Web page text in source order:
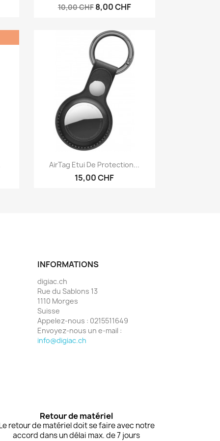
10,00 CHF 8,00 CHF
Aperçu rapide
AirTag Etui De Protection...
15,00 CHF
INFORMATIONS
digiac.ch
Rue du Sablons 13
1110 Morges
Suisse
Appelez-nous : 0215511649
Envoyez-nous un e-mail :
info@digiac.ch
Retour de matériel
retour de matériel doit se faire avec notre
accord dans un délai max. de 7 jours